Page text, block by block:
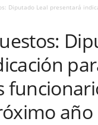
Diputado Leal presentará
año